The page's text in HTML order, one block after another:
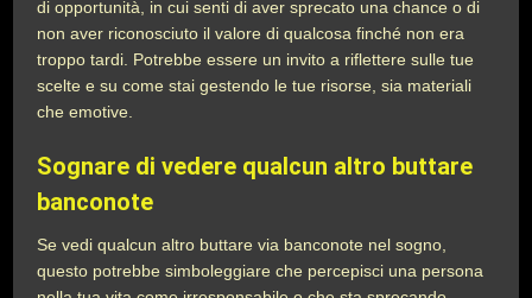
di opportunità, in cui senti di aver sprecato una chance o di
non aver riconosciuto il valore di qualcosa finché non era
troppo tardi. Potrebbe essere un invito a riflettere sulle tue
scelte e su come stai gestendo le tue risorse, sia materiali
che emotive.
Sognare di vedere qualcun altro buttare
banconote
Se vedi qualcun altro buttare via banconote nel sogno,
questo potrebbe simboleggiare che percepisci una persona